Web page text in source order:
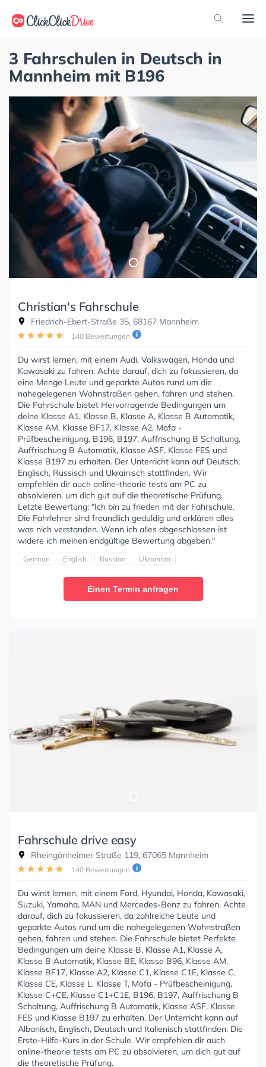
3 Fahrschulen in Deutsch in
Mannheim mit B196
Christian's Fahrschule
Friedrich-Ebert-Straße 35, 68167 Mannheim
140 Bewertungen
Du wirst lernen, mit einem Audi, Volkswagen, Honda und
Kawasaki zu fahren. Achte darauf, dich zu fokussieren, da
eine Menge Leute und geparkte Autos rund um die
nahegelegenen Wohnstraßen gehen, fahren und stehen.
Die Fahrschule bietet Hervorragende Bedingungen um
deine Klasse A1, Klasse B, Klasse A, Klasse B Automatik,
Klasse AM, Klasse BF17, Klasse A2, Mofa -
Prüfbescheinigung, B196, B197, Auffrischung B Schaltung,
Auffrischung B Automatik, Klasse ASF, Klasse FES und
Klasse B197 zu erhalten. Der Unterricht kann auf Deutsch,
Englisch, Russisch und Ukrainisch stattfinden. Wir
empfehlen dir auch online-theorie tests am PC zu
absolvieren, um dich gut auf die theoretische Prüfung.
Letzte Bewertung: "Ich bin zu frieden mit der Fahrschule.
Die Fahrlehrer sind freundlich geduldig und erklären alles
was nich verstanden. Wenn ich alles abgeschlossen ist
widere ich meinen endgültige Bewertung abgeben."
German English Russian Ukrainian
Einen Termin anfragen
Fahrschule drive easy
Rheingönheimer Straße 119, 67065 Mannheim
140 Bewertungen
Du wirst lernen, mit einem Ford, Hyundai, Honda, Kawasaki,
Suzuki, Yamaha, MAN und Mercedes-Benz zu fahren. Achte
darauf, dich zu fokussieren, da zahlreiche Leute und
geparkte Autos rund um die nahegelegenen Wohnstraßen
gehen, fahren und stehen. Die Fahrschule bietet Perfekte
Bedingungen um deine Klasse B, Klasse A1, Klasse A,
Klasse B Automatik, Klasse BE, Klasse B96, Klasse AM,
Klasse BF17, Klasse A2, Klasse C1, Klasse C1E, Klasse C,
Klasse CE, Klasse L, Klasse T, Mofa - Prüfbescheinigung,
Klasse C+CE, Klasse C1+C1E, B196, B197, Auffrischung B
Schaltung, Auffrischung B Automatik, Klasse ASF, Klasse
FES und Klasse B197 zu erhalten. Der Unterricht kann auf
Albanisch, Englisch, Deutsch und Italienisch stattfinden. Die
Erste-Hilfe-Kurs in der Schule. Wir empfehlen dir auch
online-theorie tests am PC zu absolvieren, um dich gut auf
die theoretische Prüfung.